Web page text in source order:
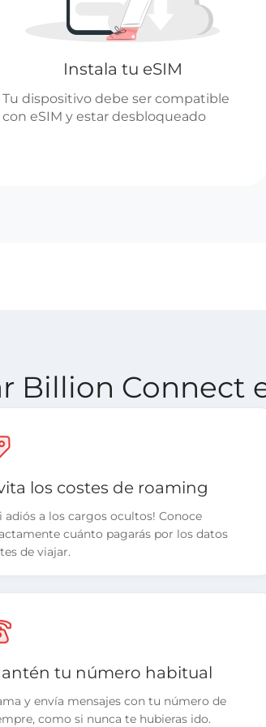
Instala tu eSIM
Tu dispositivo debe ser compatible
con eSIM y estar desbloqueado
Billion Connect
los costes de roaming
adiós a los cargos ocultos! Conoce
cuánto pagarás por los datos
de viajar.
tu número habitual
y envía mensajes con tu número de
como si nunca te hubieras ido.